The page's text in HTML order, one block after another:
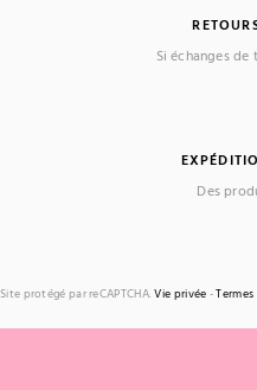
Si échanges
Des
Site protégé par reCAPTCHA.Vie privée -Termes